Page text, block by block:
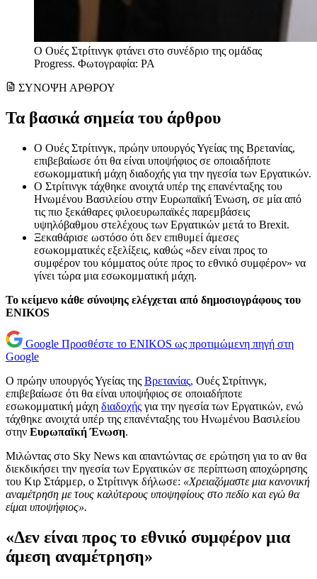
Ο Ουές Στρίτινγκ φτάνει στο συνέδριο της ομάδας
Progress. Φωτογραφία: PA
ΣΥΝΟΨΗ ΑΡΘΡΟΥ
Τα βασικά σημεία του άρθρου
Ο Ουές Στρίτινγκ, πρώην υπουργός Υγείας της Βρετανίας,
επιβεβαίωσε ότι θα είναι υποψήφιος σε οποιαδήποτε
εσωκομματική μάχη διαδοχής για την ηγεσία των Εργατικών.
Ο Στρίτινγκ τάχθηκε ανοιχτά υπέρ της επανένταξης του
Ηνωμένου Βασιλείου στην Ευρωπαϊκή Ένωση, σε μία από
τις πιο ξεκάθαρες φιλοευρωπαϊκές παρεμβάσεις
υψηλόβαθμου στελέχους των Εργατικών μετά το Brexit.
Ξεκαθάρισε ωστόσο ότι δεν επιθυμεί άμεσες
εσωκομματικές εξελίξεις, καθώς «δεν είναι προς το
συμφέρον του κόμματος ούτε προς το εθνικό συμφέρον» να
γίνει τώρα μια εσωκομματική μάχη.
Το κείμενο κάθε σύνοψης ελέγχεται από δημοσιογράφους του
ENIKOS
Google Προσθέστε το ENIKOS ως προτιμώμενη πηγή στη
Google
Ο πρώην υπουργός Υγείας της Βρετανίας, Ουές Στρίτινγκ,
επιβεβαίωσε ότι θα είναι υποψήφιος σε οποιαδήποτε
εσωκομματική μάχη διαδοχής για την ηγεσία των Εργατικών, ενώ
τάχθηκε ανοιχτά υπέρ της επανένταξης του Ηνωμένου Βασιλείου
στην Ευρωπαϊκή Ένωση.
Μιλώντας στο Sky News και απαντώντας σε ερώτηση για το αν θα
διεκδικήσει την ηγεσία των Εργατικών σε περίπτωση αποχώρησης
του Κιρ Στάρμερ, ο Στρίτινγκ δήλωσε: «Χρειαζόμαστε μια κανονική
αναμέτρηση με τους καλύτερους υποψηφίους στο πεδίο και εγώ θα
είμαι υποψήφιος».
«Δεν είναι προς το εθνικό συμφέρον μια
άμεση αναμέτρηση»